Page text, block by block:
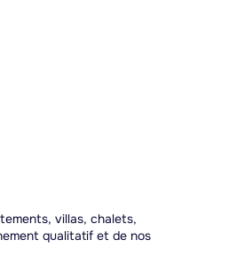
villas, chalets,
qualitatif et de nos